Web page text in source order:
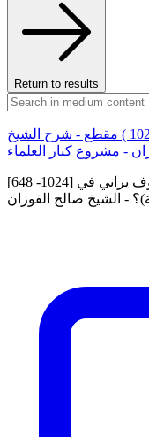
Return to results
سؤال وجواب من شرح الفتوى الحموية ( 1024 ) مقطع - شرح الشيخ
- مشروع كبار العلماء
[648 -1024] ما معنى حديث: (من رآني في المنام فسوف يراني في
- الشيخ صالح الفوزان